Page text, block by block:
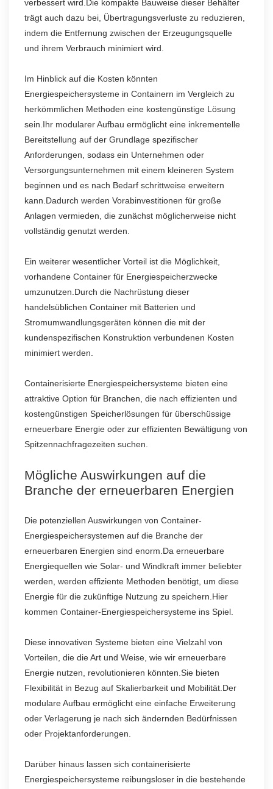
verbessert wird.Die kompakte Bauweise dieser Behälter
trägt auch dazu bei, Übertragungsverluste zu reduzieren,
indem die Entfernung zwischen der Erzeugungsquelle
und ihrem Verbrauch minimiert wird.
Im Hinblick auf die Kosten könnten
Energiespeichersysteme in Containern im Vergleich zu
herkömmlichen Methoden eine kostengünstige Lösung
sein.Ihr modularer Aufbau ermöglicht eine inkrementelle
Bereitstellung auf der Grundlage spezifischer
Anforderungen, sodass ein Unternehmen oder
Versorgungsunternehmen mit einem kleineren System
beginnen und es nach Bedarf schrittweise erweitern
kann.Dadurch werden Vorabinvestitionen für große
Anlagen vermieden, die zunächst möglicherweise nicht
vollständig genutzt werden.
Ein weiterer wesentlicher Vorteil ist die Möglichkeit,
vorhandene Container für Energiespeicherzwecke
umzunutzen.Durch die Nachrüstung dieser
handelsüblichen Container mit Batterien und
Stromumwandlungsgeräten können die mit der
kundenspezifischen Konstruktion verbundenen Kosten
minimiert werden.
Containerisierte Energiespeichersysteme bieten eine
attraktive Option für Branchen, die nach effizienten und
kostengünstigen Speicherlösungen für überschüssige
erneuerbare Energie oder zur effizienten Bewältigung von
Spitzennachfragezeiten suchen.
Mögliche Auswirkungen auf die
Branche der erneuerbaren Energien
Die potenziellen Auswirkungen von Container-
Energiespeichersystemen auf die Branche der
erneuerbaren Energien sind enorm.Da erneuerbare
Energiequellen wie Solar- und Windkraft immer beliebter
werden, werden effiziente Methoden benötigt, um diese
Energie für die zukünftige Nutzung zu speichern.Hier
kommen Container-Energiespeichersysteme ins Spiel.
Diese innovativen Systeme bieten eine Vielzahl von
Vorteilen, die die Art und Weise, wie wir erneuerbare
Energie nutzen, revolutionieren könnten.Sie bieten
Flexibilität in Bezug auf Skalierbarkeit und Mobilität.Der
modulare Aufbau ermöglicht eine einfache Erweiterung
oder Verlagerung je nach sich ändernden Bedürfnissen
oder Projektanforderungen.
Darüber hinaus lassen sich containerisierte
Energiespeichersysteme reibungsloser in die bestehende